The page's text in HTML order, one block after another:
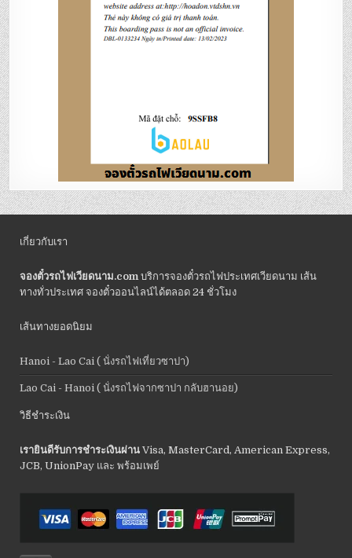
เกี่ยวกับเรา
จองตั๋วรถไฟเวียดนาม.comบริการจองตั๋วรถไฟประเทศเวียดนาม เส้น
ทางทั่วประเทศ จองตั๋วออนไลน์ได้ตลอด 24 ชั่วโมง
เส้นทางยอดนิยม
Hanoi - Lao Cai ( นั่งรถไฟเที่ยวซาปา)
Lao Cai - Hanoi ( นั่งรถไฟจากซาปา กลับฮานอย)
วิธีชำระเงิน
เรายินดีรับการชำระเงินผ่านVisa, MasterCard, American Express,
JCB, UnionPay และ พร้อมเพย์